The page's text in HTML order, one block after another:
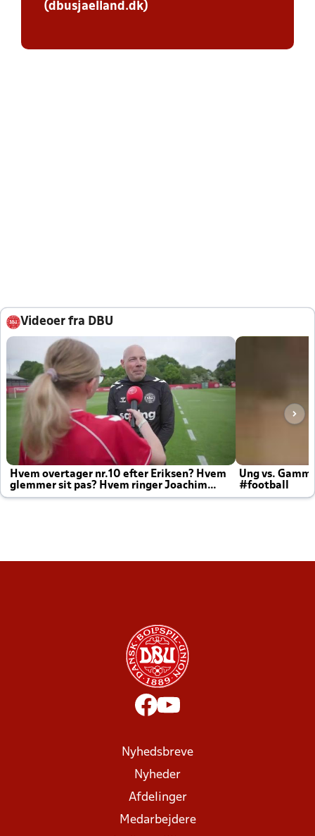
(dbusjaelland.dk)
Videoer fra DBU
Hvem overtager nr.10 efter Eriksen? Hvem
glemmer sit pas? Hvem ringer Joachim
altid til efter kampe?
Ung vs.
#football
Nyhedsbreve
Nyheder
Afdelinger
Medarbejdere